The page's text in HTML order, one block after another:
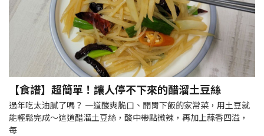
【食譜】超簡單！讓人停不下來的醋溜土豆絲
過年吃太油膩了嗎？ 一道酸爽脆口、開胃下飯的家常菜，用土豆就
能輕鬆完成～這道醋溜土豆絲，酸中帶點微辣，再加上蒜香四溢，
每